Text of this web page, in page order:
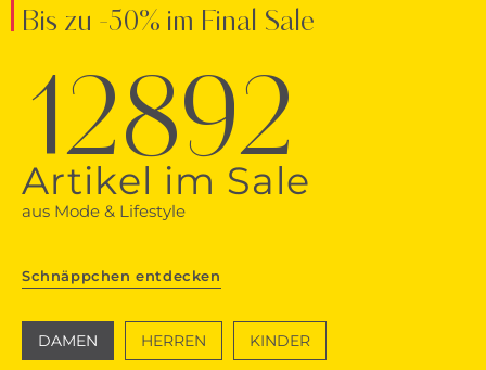
Bis zu -50% im Final Sale
12892
Artikel im Sale
aus Mode & Lifestyle
Schnäppchen entdecken
DAMEN HERREN KINDER